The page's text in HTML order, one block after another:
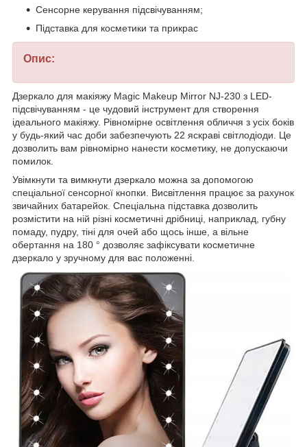
Сенсорне керування підсвічуванням;
Підставка для косметики та прикрас
Опис:
Дзеркало для макіяжу Magic Makeup Mirror NJ-230 з LED-
підсвічуванням - це чудовий інструмент для створення
ідеального макіяжу. Рівномірне освітлення обличчя з усіх боків
у будь-який час доби забезпечують 22 яскраві світлодіоди. Це
дозволить вам рівномірно нанести косметику, не допускаючи
помилок.
Увімкнути та вимкнути дзеркало можна за допомогою
спеціальної сенсорної кнопки. Висвітлення працює за рахунок
звичайних батарейок. Спеціальна підставка дозволить
розмістити на ній різні косметичні дрібниці, наприклад, губну
помаду, пудру, тіні для очей або щось інше, а вільне
обертання на 180 ° дозволяє зафіксувати косметичне
дзеркало у зручному для вас положенні.